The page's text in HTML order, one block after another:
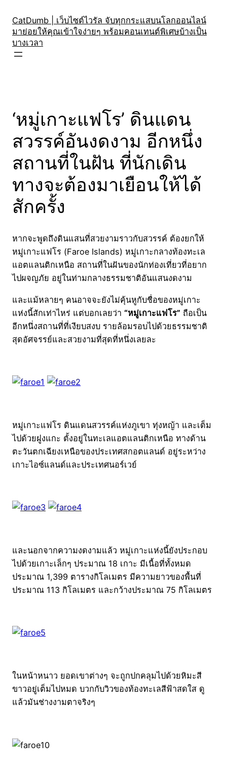
content
CatDumb | เว็บไซต์ไวรัล จับทุกกระแสบนโลกออนไลน์
มาย่อยให้คุณเข้าใจง่ายๆ พร้อมคอนเทนต์พิเศษบ้างเป็น
บางเวลา
‘หมู่เกาะแฟโร’ ดินแดน
สวรรค์อันงดงาม อีกหนึ่ง
สถานที่ในฝัน ที่นักเดิน
ทางจะต้องมาเยือนให้ได้
สักครั้ง
หากจะพูดถึงดินแสนที่สวยงามราวกับสวรรค์ ต้องยกให้
หมู่เกาะแฟโร (Faroe Islands) หมู่เกาะกลางท้องทะเล
แอตแลนติกเหนือ สถานที่ในฝันของนักท่องเที่ยวที่อยาก
ไปผจญภัย อยู่ในท่ามกลางธรรมชาติอันแสนงดงาม
และแม้หลายๆ คนอาจจะยังไม่คุ้นหูกับชื่อของหมู่เกาะ
แห่งนี้สักเท่าไหร่ แต่บอกเลยว่า “หมู่เกาะแฟโร” ถือเป็น
อีกหนึ่งสถานที่ที่เงียบสงบ รายล้อมรอบไปด้วยธรรมชาติ
สุดอัศจรรย์และสวยงามที่สุดที่หนึ่งเลยละ
หมู่เกาะแฟโร ดินแดนสวรรค์แห่งภูเขา ทุ่งหญ้า และเต็ม
ไปด้วยฝูงแกะ ตั้งอยู่ในทะเลแอตแลนติกเหนือ ทางด้าน
ตะวันตกเฉียงเหนือของประเทศสกอตแลนด์ อยู่ระหว่าง
เกาะไอซ์แลนด์และประเทศนอร์เวย์
และนอกจากความงดงามแล้ว หมู่เกาะแห่งนี้ยังประกอบ
ไปด้วยเกาะเล็กๆ ประมาณ 18 เกาะ มีเนื้อที่ทั้งหมด
ประมาณ 1,399 ตารางกิโลเมตร มีความยาวของพื้นที่
ประมาณ 113 กิโลเมตร และกว้างประมาณ 75 กิโลเมตร
ในหน้าหนาว ยอดเขาต่างๆ จะถูกปกคลุมไปด้วยหิมะสี
ขาวอยู่เต็มไปหมด บวกกับวิวของท้องทะเลสีฟ้าสดใส ดู
แล้วมันช่างงามตาจริงๆ